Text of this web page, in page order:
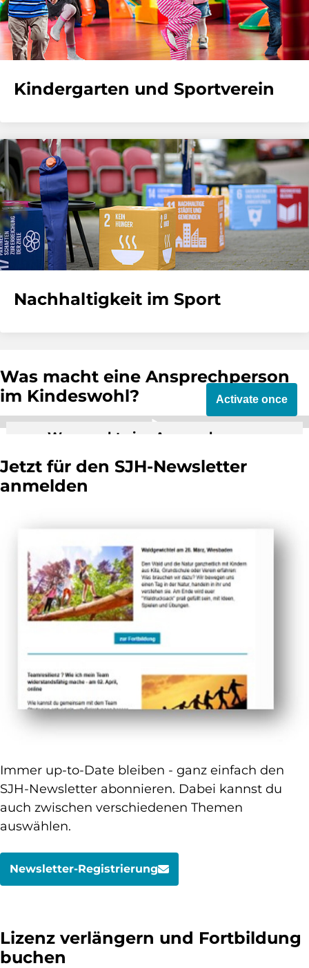
Kindergarten und Sportverein
Nachhaltigkeit im Sport
Was macht eine Ansprechperson
im Kindeswohl?
Was macht eine Ansprechperson
By activating external video from YouTube,
Activate once
Jetzt für den SJH-Newsletter
anmelden
Immer up-to-Date bleiben - ganz einfach den
SJH-Newsletter abonnieren. Dabei kannst du
auch zwischen verschiedenen Themen
auswählen.
Newsletter-Registrierung
Lizenz verlängern und Fortbildung
buchen